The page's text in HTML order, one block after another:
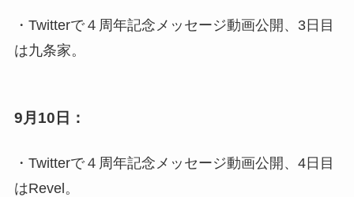
・Twitterで４周年記念メッセージ動画公開、3日目
は九条家。
9月10日：
・Twitterで４周年記念メッセージ動画公開、4日目
はRevel。